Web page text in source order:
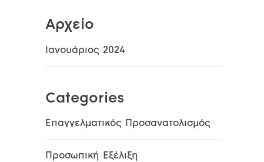
Αρχείο
Ιανουάριος 2024
Categories
Επαγγελματικός Προσανατολισμός
Προσωπική Εξέλιξη